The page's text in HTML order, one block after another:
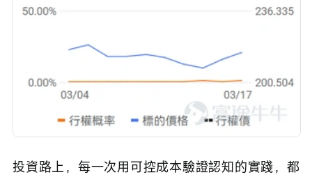
投資路上，每一次用可控成本驗證認知的實踐，都